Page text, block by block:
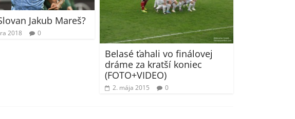
Jakub Mareš?
2018 0
Belasé ťahali vo finálovej
dráme za kratší koniec
(FOTO+VIDEO)
2. mája 2015 0